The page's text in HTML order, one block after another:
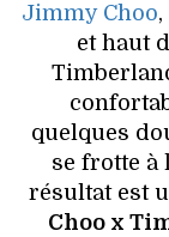
Jimmy Choo
et haut
quelques
se frotte à
résultat est
Choo x